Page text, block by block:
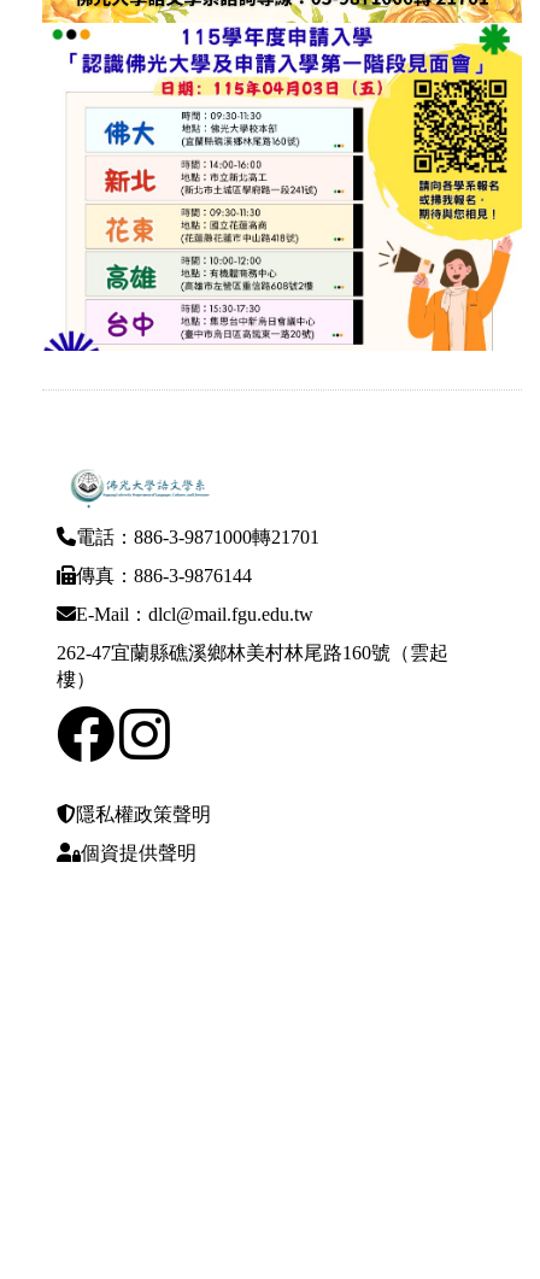
電話：886-3-9871000轉21701
傳真：886-3-9876144
E-Mail：dlcl@mail.fgu.edu.tw
262-47宜蘭縣礁溪鄉林美村林尾路160號（雲起
樓）
隱私權政策聲明
個資提供聲明